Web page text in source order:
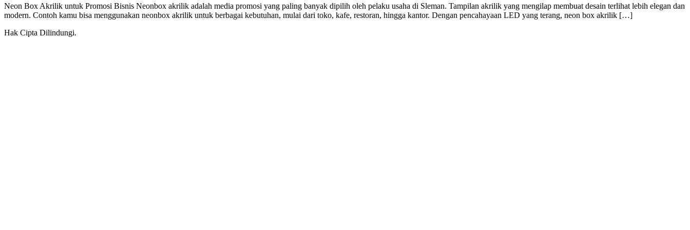
Neon Box Akrilik untuk Promosi Bisnis Neonbox akrilik adalah media promosi yang paling banyak dipilih oleh pelaku usaha di Sleman. Tampilan akrilik yang mengilap membuat desain terlihat lebih elegan dan
modern. Contoh kamu bisa menggunakan neonbox akrilik untuk berbagai kebutuhan, mulai dari toko, kafe, restoran, hingga kantor. Dengan pencahayaan LED yang terang, neon box akrilik […]
Hak Cipta Dilindungi.